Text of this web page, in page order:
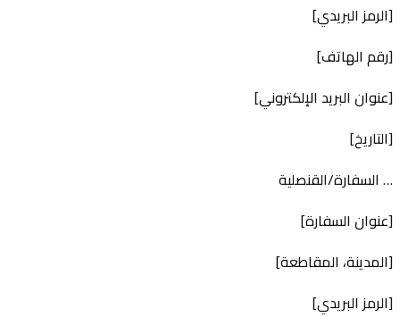
[الرمز البريدي]
[رقم الهاتف]
[عنوان البريد الإلكتروني]
[التاريخ]
… السفارة/القنصلية
[عنوان السفارة]
[المدينة، المقاطعة]
[الرمز البريدي]